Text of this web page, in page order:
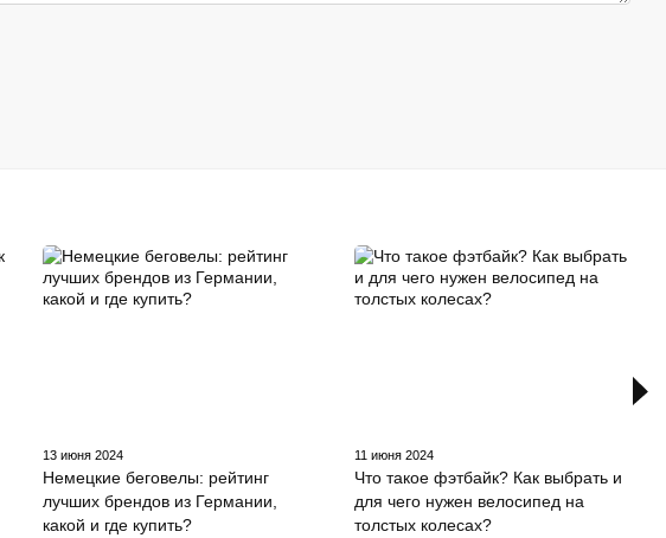
13 июня 2024
Немецкие беговелы: рейтинг
лучших брендов из Германии,
какой и где купить?
11 июня 2024
Что такое фэтбайк? Как выбрать и
для чего нужен велосипед на
толстых колесах?